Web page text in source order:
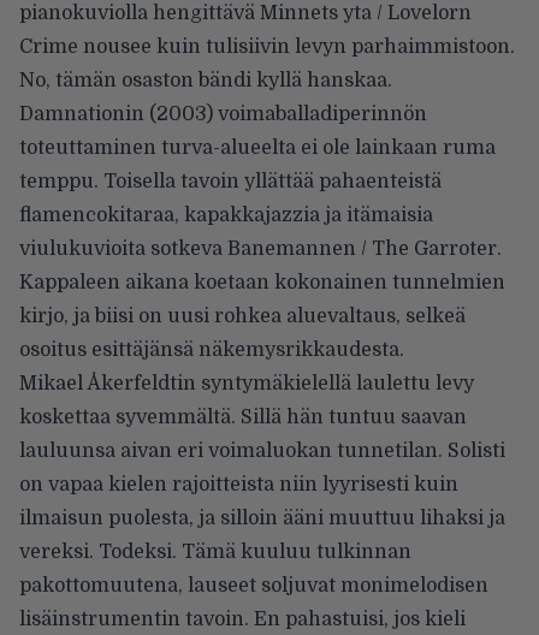
pianokuviolla hengittävä Minnets yta / Lovelorn
Crime nousee kuin tulisiivin levyn parhaimmistoon.
No, tämän osaston bändi kyllä hanskaa.
Damnationin (2003) voimaballadiperinnön
toteuttaminen turva-alueelta ei ole lainkaan ruma
temppu. Toisella tavoin yllättää pahaenteistä
flamencokitaraa, kapakkajazzia ja itämaisia
viulukuvioita sotkeva Banemannen / The Garroter.
Kappaleen aikana koetaan kokonainen tunnelmien
kirjo, ja biisi on uusi rohkea aluevaltaus, selkeä
osoitus esittäjänsä näkemysrikkaudesta.
Mikael Åkerfeldtin syntymäkielellä laulettu levy
koskettaa syvemmältä. Sillä hän tuntuu saavan
lauluunsa aivan eri voimaluokan tunnetilan. Solisti
on vapaa kielen rajoitteista niin lyyrisesti kuin
ilmaisun puolesta, ja silloin ääni muuttuu lihaksi ja
vereksi. Todeksi. Tämä kuuluu tulkinnan
pakottomuutena, lauseet soljuvat monimelodisen
lisäinstrumentin tavoin. En pahastuisi, jos kieli